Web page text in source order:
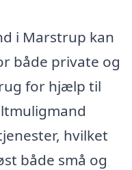
i Marstrup kan
både private og
for hjælp til
hvilket
både små og